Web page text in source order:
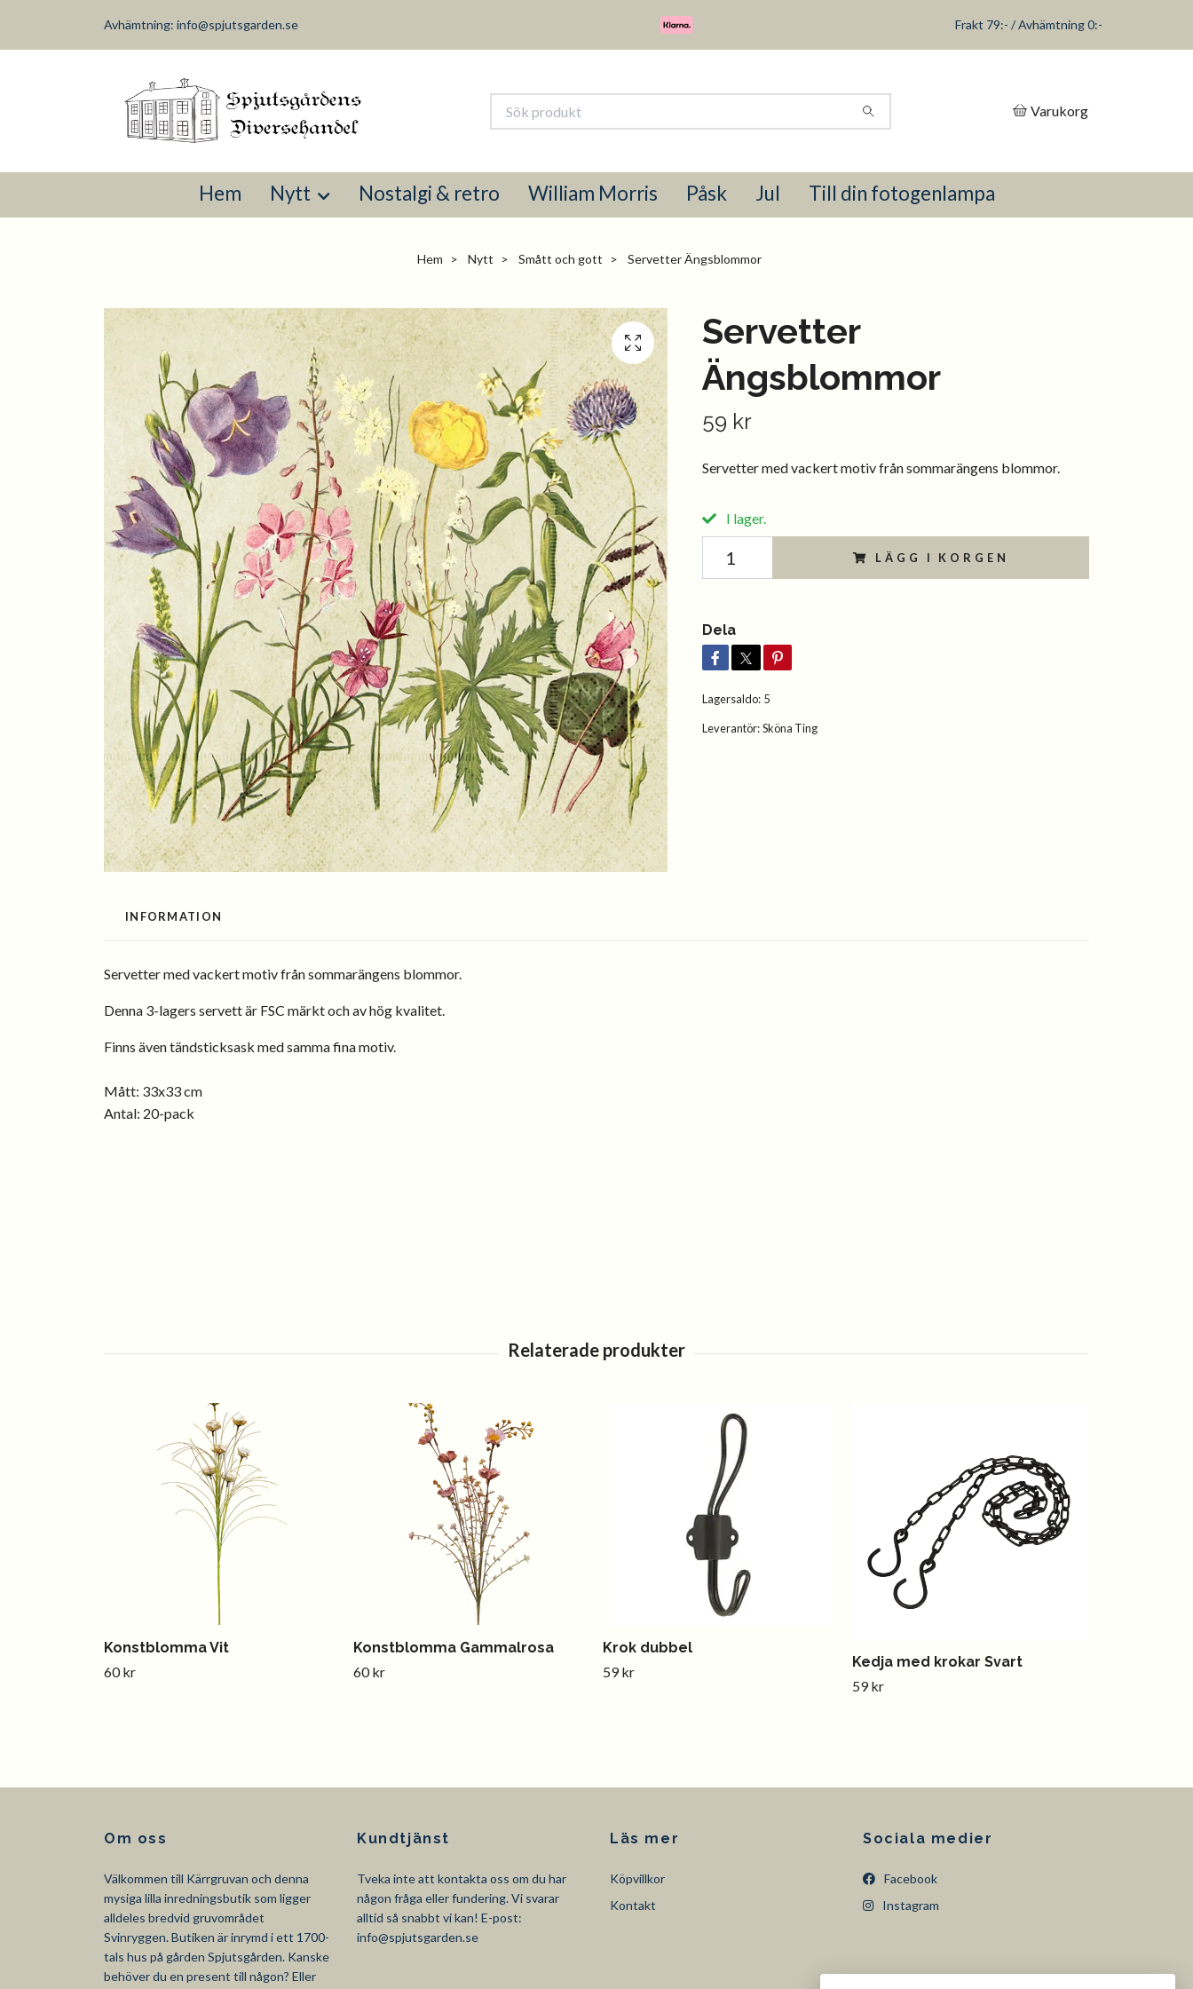
Avhämtning: info@spjutsgarden.se Frakt 79:- / Avhämtning 0:-
Varukorg
Hem Nytt Nostalgi & retro William Morris Påsk Jul Till din fotogenlampa
Hem Nytt Smått och gott Servetter Ängsblommor
Servetter
Ängsblommor
59 kr
Servetter med vackert motiv från sommarängens blommor.
I lager.
LÄGG I KORGEN
Dela
Lagersaldo: 5
Leverantör:Sköna Ting
INFORMATION
Servetter med vackert motiv från sommarängens blommor.
Denna 3-lagers servett är FSC märkt och av hög kvalitet.
Finns även tändsticksask med samma fina motiv.
Mått: 33x33 cm
Antal: 20-pack
Konstblomma Vit
60 kr
Konstblomma Gammalrosa
60 kr
Krok dubbel
59 kr
Kedja med krokar Svart
59 kr
Om oss
Välkommen till Kärrgruvan och denna
mysiga lilla inredningsbutik som ligger
alldeles bredvid gruvområdet
Svinryggen. Butiken är inrymd i ett 1700-
tals hus på gården Spjutsgården. Kanske
behöver du en present till någon? Eller
Kundtjänst
Tveka inte att kontakta oss om du har
någon fråga eller fundering. Vi svarar
alltid så snabbt vi kan! E-post:
info@spjutsgarden.se
Läs mer
Köpvillkor
Kontakt
Sociala medier
Facebook
Instagram